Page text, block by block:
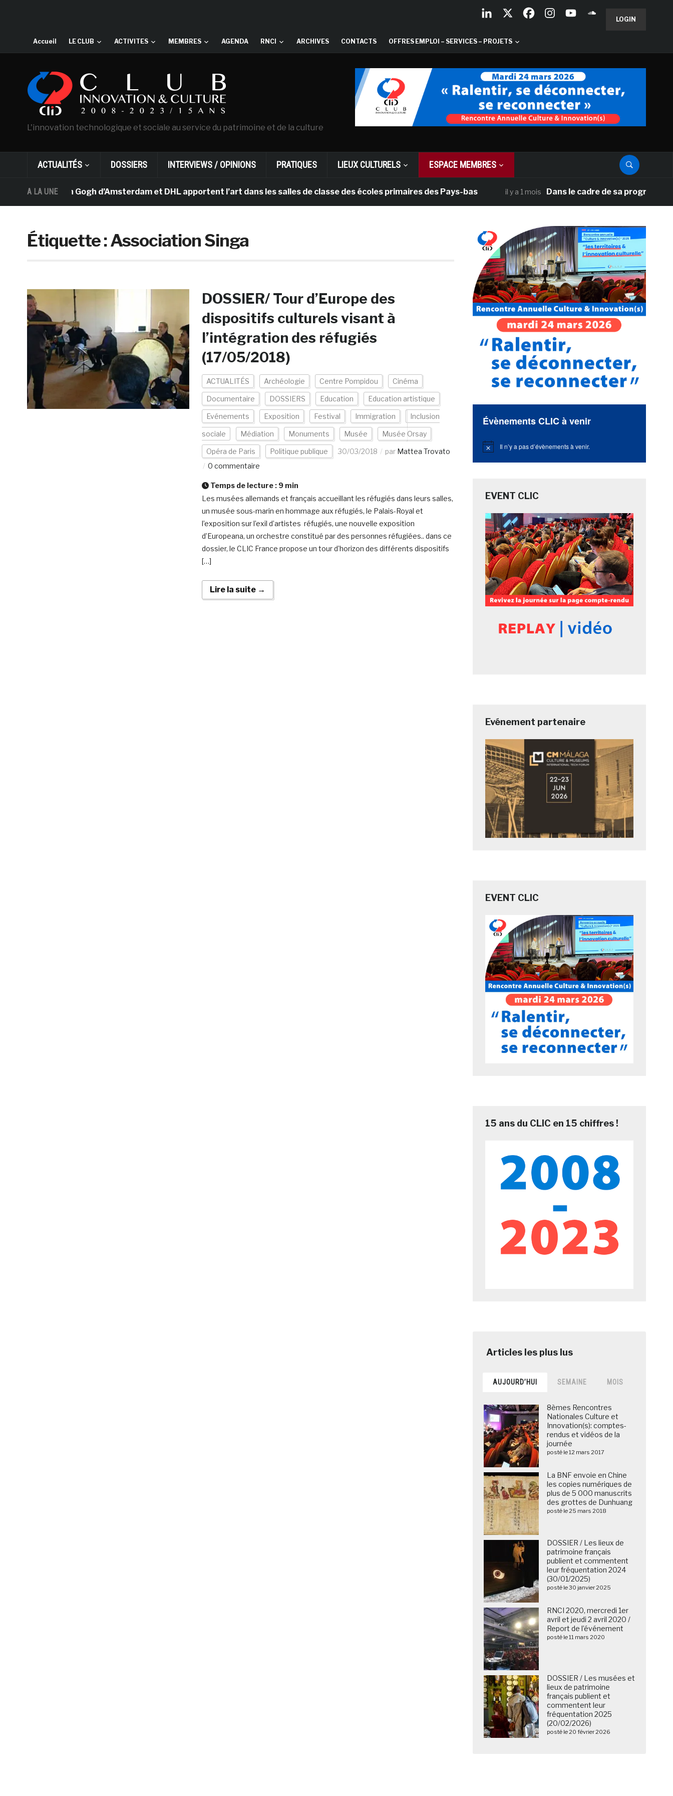
LOGIN
Accueil LE CLUB ACTIVITES MEMBRES AGENDA RNCI ARCHIVES CONTACTS OFFRES EMPLOI – SERVICES – PROJETS
L'innovation technologique et sociale au service du patrimoine et de la culture
ACTUALITÉS DOSSIERS INTERVIEWS / OPINIONS PRATIQUES LIEUX CULTURELS ESPACE MEMBRES
A LA UNE
musée Van Gogh d’Amsterdam et DHL apportent l’art dans les salles de classe des écoles primaires des Pays-bas il y a 1 mois Dans le cadre de sa programmation
Étiquette :Association Singa
DOSSIER/ Tour d’Europe des
dispositifs culturels visant à
l’intégration des réfugiés
(17/05/2018)
ACTUALITÉS Archéologie Centre Pompidou Cinéma
Documentaire DOSSIERS Education Education artistique
Evénements Exposition Festival Immigration Inclusion
sociale Médiation Monuments Musée Musée Orsay
Opéra de Paris Politique publique 30/03/2018 par Mattea Trovato
0 commentaire
Temps de lecture : 9 min
Les musées allemands et français accueillant les réfugiés dans leurs salles,
un musée sous-marin en hommage aux réfugiés, le Palais-Royal et
l’exposition sur l’exil d’artistes réfugiés, une nouvelle exposition
d’Europeana, un orchestre constitué par des personnes réfugiées.. dans ce
dossier, le CLIC France propose un tour d’horizon des différents dispositifs
[…]
Lire la suite →
Évènements CLIC à venir
Notice Il n’y a pas d’évènements à venir.
EVENT CLIC
Evénement partenaire
EVENT CLIC
15 ans du CLIC en 15 chiffres !
AUJOURD’HUI SEMAINE MOIS
8èmes Rencontres
Nationales Culture et
Innovation(s): comptes-
rendus et vidéos de la
journée
posté le 12 mars 2017
La BNF envoie en Chine
les copies numériques de
plus de 5 000 manuscrits
des grottes de Dunhuang
posté le 25 mars 2018
DOSSIER / Les lieux de
patrimoine français
publient et commentent
leur fréquentation 2024
(30/01/2025)
posté le 30 janvier 2025
RNCI 2020, mercredi 1er
avril et jeudi 2 avril 2020 /
Report de l’événement
posté le 11 mars 2020
DOSSIER / Les musées et
lieux de patrimoine
français publient et
commentent leur
fréquentation 2025
(20/02/2026)
posté le 20 février 2026